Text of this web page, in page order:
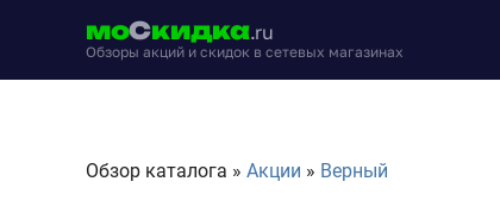
моСкидка.ru
Обзоры акций и скидок в сетевых магазинах
moskidka.ru
Обзор каталога » Акции » Верный